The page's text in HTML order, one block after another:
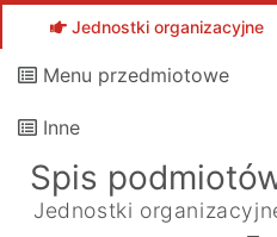
Jednostki organizacyjne
Menu przedmiotowe
Inne
Spis
Jednostki